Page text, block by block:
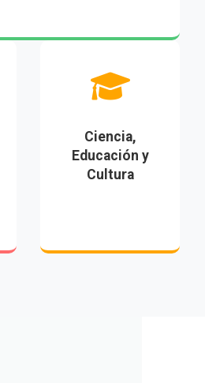
Ciencia,
Educación y
Cultura